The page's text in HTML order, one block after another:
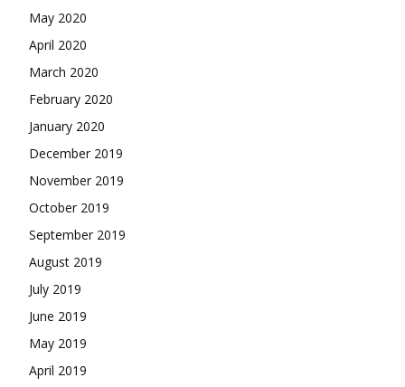
May 2020
April 2020
March 2020
February 2020
January 2020
December 2019
November 2019
October 2019
September 2019
August 2019
July 2019
June 2019
May 2019
April 2019